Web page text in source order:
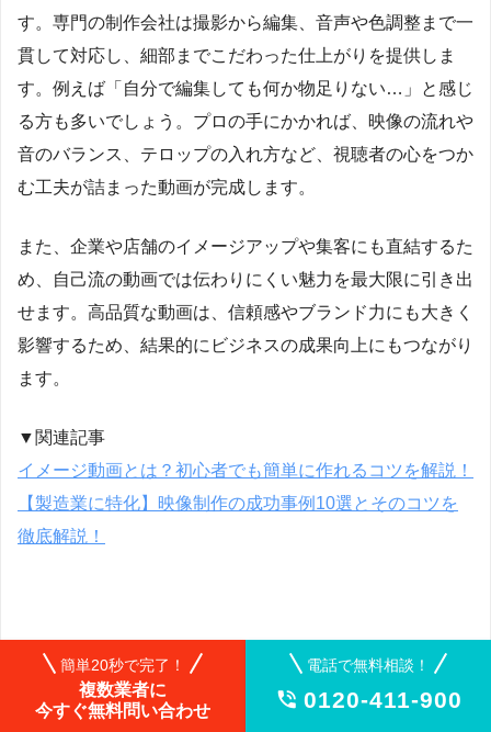
す。専門の制作会社は撮影から編集、音声や色調整まで一
貫して対応し、細部までこだわった仕上がりを提供しま
す。例えば「自分で編集しても何か物足りない…」と感じ
る方も多いでしょう。プロの手にかかれば、映像の流れや
音のバランス、テロップの入れ方など、視聴者の心をつか
む工夫が詰まった動画が完成します。
また、企業や店舗のイメージアップや集客にも直結するた
め、自己流の動画では伝わりにくい魅力を最大限に引き出
せます。高品質な動画は、信頼感やブランド力にも大きく
影響するため、結果的にビジネスの成果向上にもつながり
ます。
▼関連記事
イメージ動画とは？初心者でも簡単に作れるコツを解説！
【製造業に特化】映像制作の成功事例10選とそのコツを
徹底解説！
運用や活用のサポートあり
簡単20秒で完了！
複数業者に
今すぐ無料問い合わせ
電話で無料相談！
 0120-411-900